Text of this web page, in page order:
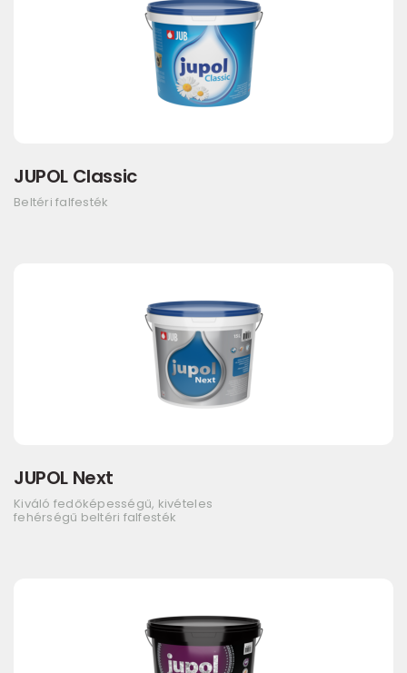
JUPOL Classic
Beltéri falfesték
JUPOL Next
Kiváló fedőképességű, kivételes
fehérségű beltéri falfesték